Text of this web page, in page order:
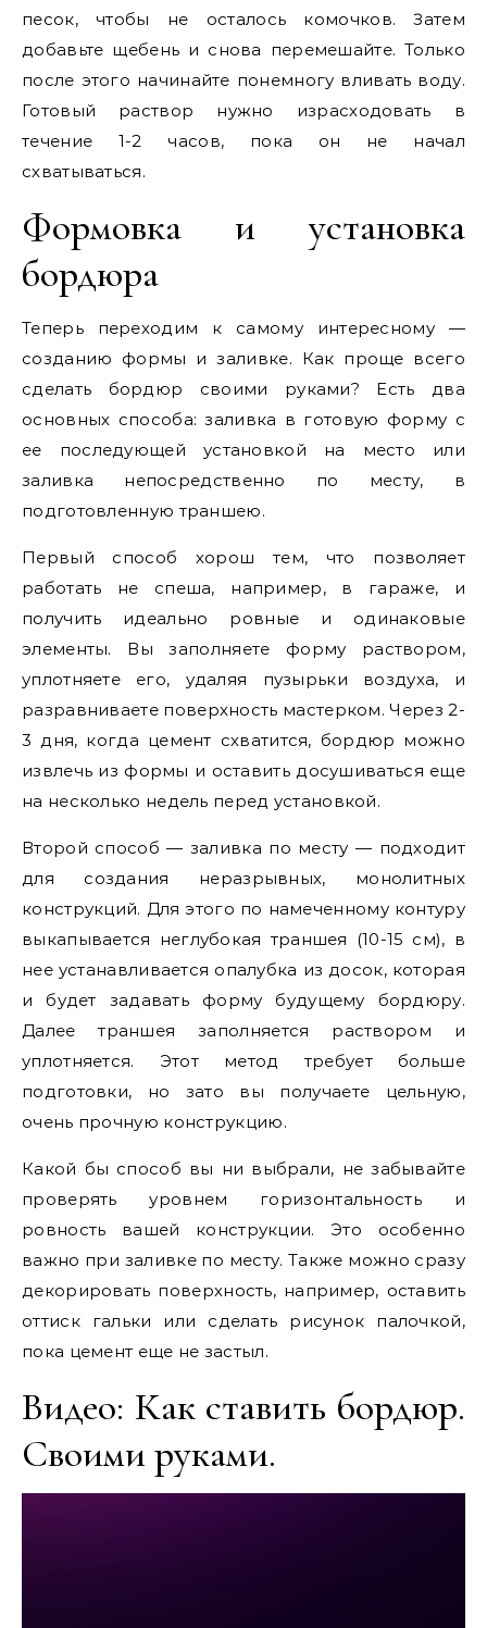
песок, чтобы не осталось комочков. Затем
добавьте щебень и снова перемешайте. Только
после этого начинайте понемногу вливать воду.
Готовый раствор нужно израсходовать в
течение 1-2 часов, пока он не начал
схватываться.
Формовка и установка
бордюра
Теперь переходим к самому интересному —
созданию формы и заливке. Как проще всего
сделать бордюр своими руками? Есть два
основных способа: заливка в готовую форму с
ее последующей установкой на место или
заливка непосредственно по месту, в
подготовленную траншею.
Первый способ хорош тем, что позволяет
работать не спеша, например, в гараже, и
получить идеально ровные и одинаковые
элементы. Вы заполняете форму раствором,
уплотняете его, удаляя пузырьки воздуха, и
разравниваете поверхность мастерком. Через 2-
3 дня, когда цемент схватится, бордюр можно
извлечь из формы и оставить досушиваться еще
на несколько недель перед установкой.
Второй способ — заливка по месту — подходит
для создания неразрывных, монолитных
конструкций. Для этого по намеченному контуру
выкапывается неглубокая траншея (10-15 см), в
нее устанавливается опалубка из досок, которая
и будет задавать форму будущему бордюру.
Далее траншея заполняется раствором и
уплотняется. Этот метод требует больше
подготовки, но зато вы получаете цельную,
очень прочную конструкцию.
Какой бы способ вы ни выбрали, не забывайте
проверять уровнем горизонтальность и
ровность вашей конструкции. Это особенно
важно при заливке по месту. Также можно сразу
декорировать поверхность, например, оставить
оттиск гальки или сделать рисунок палочкой,
пока цемент еще не застыл.
Видео: Как ставить бордюр.
Своими руками.